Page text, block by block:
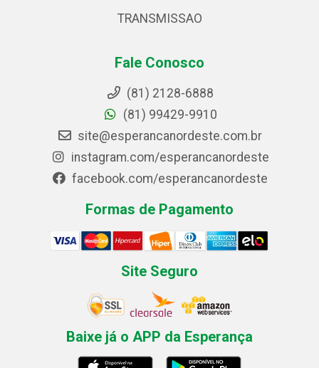
TRANSMISSAO
Fale Conosco
(81) 2128-6888
(81) 99429-9910
site@esperancanordeste.com.br
instagram.com/esperancanordeste
facebook.com/esperancanordeste
Formas de Pagamento
Site Seguro
Baixe já o APP da Esperança